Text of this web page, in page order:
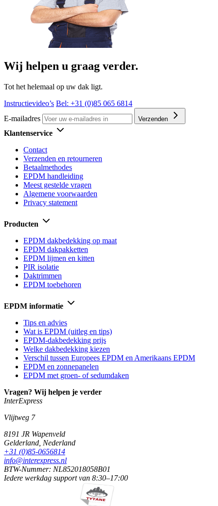
Wij helpen u graag verder.
Tot het helemaal op uw dak ligt.
Instructievideo’s Bel: +31 (0)85 065 6814
E-mailadres
Verzenden
Klantenservice
Contact
Verzenden en retourneren
Betaalmethodes
EPDM handleiding
Meest gestelde vragen
Algemene voorwaarden
Privacy statement
Producten
EPDM dakbedekking op maat
EPDM dakpakketten
EPDM lijmen en kitten
PIR isolatie
Daktrimmen
EPDM toebehoren
EPDM informatie
Tips en advies
Wat is EPDM (uitleg en tips)
EPDM-dakbedekking prijs
Welke dakbedekking kiezen
Verschil tussen Europees EPDM en Amerikaans EPDM
EPDM en zonnepanelen
EPDM met groen- of sedumdaken
Vragen? Wij helpen je verder
InterExpress
Vlijtweg 7
8191 JR Wapenveld
Gelderland, Nederland
+31 (0)85-0656814
info@interexpress.nl
BTW-Nummer: NL852018058B01
Iedere werkdag support van 8:30–17:00